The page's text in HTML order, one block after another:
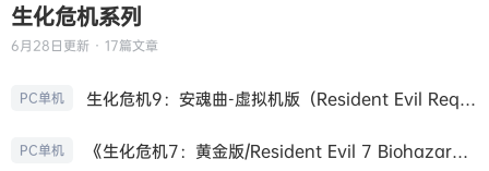
生化危机系列
6月28日更新 · 17篇文章
PC单机 生化危机9：安魂曲-虚拟机版（Resident Evil Requiem HYPERVISOR）免安装中文版
PC单机 《生化危机7：黄金版/Resident Evil 7 Biohazard》免安装中文版